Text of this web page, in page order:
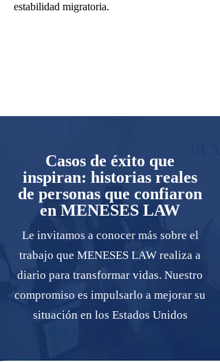
estabilidad migratoria.
Casos de éxito que
inspiran: historias reales
de personas que confiaron
en MENESES LAW
Le invitamos a conocer más sobre el
trabajo que MENESES LAW realiza a
diario para transformar vidas. Nuestro
compromiso es impulsarlo a mejorar su
situación en los Estados Unidos